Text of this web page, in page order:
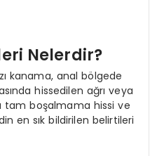
Nelerdir?
kanama, anal bölgede
hissedilen ağrı veya
tam boşalmama hissi ve
en sık bildirilen belirtileri